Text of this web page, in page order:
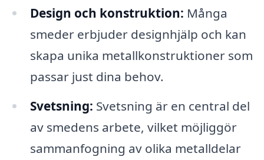
Design och konstruktion: Många
smeder erbjuder designhjälp och kan
skapa unika metallkonstruktioner som
passar just dina behov.
Svetsning: Svetsning är en central del
av smedens arbete, vilket möjliggör
sammanfogning av olika metalldelar